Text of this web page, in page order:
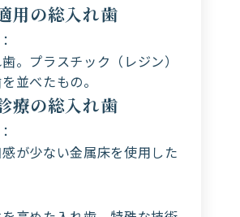
用の総入れ歯
：
。プラスチック（レジン）
並べたもの。
療の総入れ歯
：
が少ない金属床を使用した